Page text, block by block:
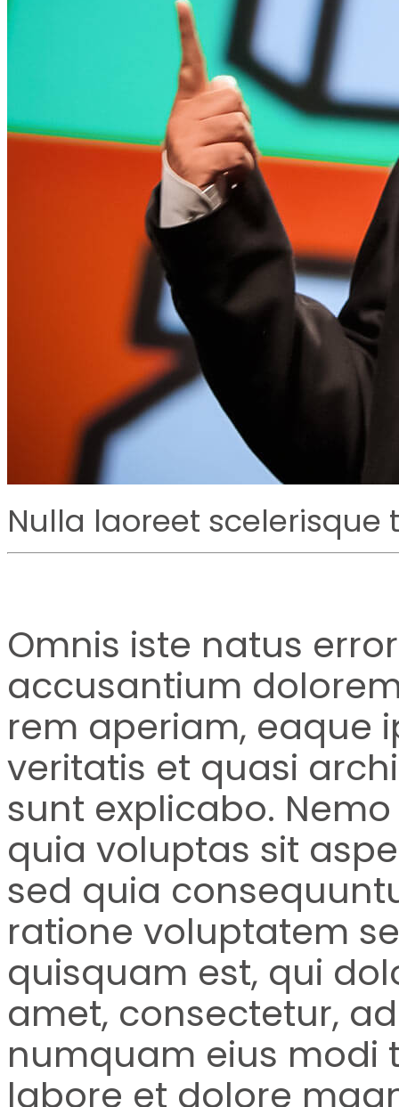
Nulla laoreet
Omnis iste natus
accusantium
rem aperiam, eaque
veritatis et quasi
sunt explicabo.
quia voluptas sit
sed quia
ratione voluptatem
quisquam est, qui
amet, consectetur,
numquam eius modi
labore et dolore